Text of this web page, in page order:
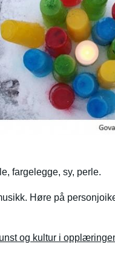
fargelegge, sy, perle.
Høre på
og kultur i